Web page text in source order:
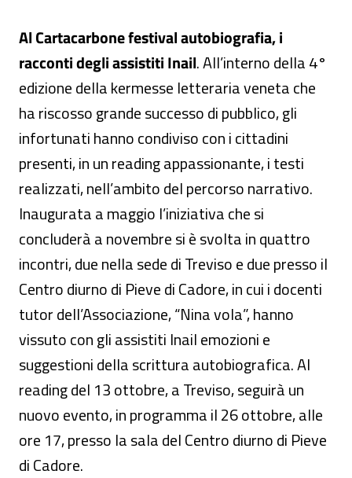
Al Cartacarbone festival autobiografia, i
racconti degli assistiti Inail. All’interno della 4°
edizione della kermesse letteraria veneta che
ha riscosso grande successo di pubblico, gli
infortunati hanno condiviso con i cittadini
presenti, in un reading appassionante, i testi
realizzati, nell’ambito del percorso narrativo.
Inaugurata a maggio l’iniziativa che si
concluderà a novembre si è svolta in quattro
incontri, due nella sede di Treviso e due presso il
Centro diurno di Pieve di Cadore, in cui i docenti
tutor dell’Associazione, “Nina vola”, hanno
vissuto con gli assistiti Inail emozioni e
suggestioni della scrittura autobiografica. Al
reading del 13 ottobre, a Treviso, seguirà un
nuovo evento, in programma il 26 ottobre, alle
ore 17, presso la sala del Centro diurno di Pieve
di Cadore.